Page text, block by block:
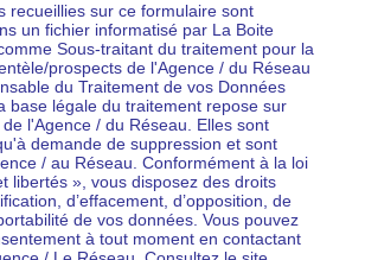
recueillies sur ce formulaire sont
un fichier informatisé par La Boite
Sous-traitant du traitement pour la
prospects de l'Agence / du Réseau
du Traitement de vos Données
base légale du traitement repose sur
l'Agence / du Réseau. Elles sont
demande de suppression et sont
/ au Réseau. Conformément à la loi
libertés », vous disposez des droits
d’effacement, d’opposition, de
de vos données. Vous pouvez
à tout moment en contactant